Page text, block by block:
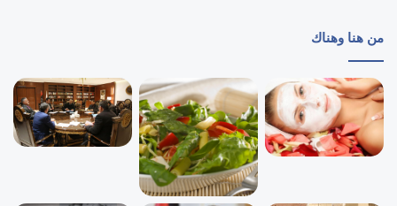
من هنا وهناك